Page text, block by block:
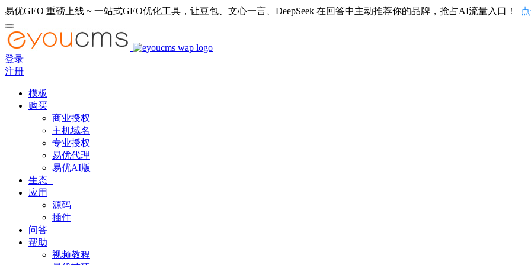
易优GEO 重磅上线 ~ 一站式GEO优化工具，让豆包、文心一言、DeepSeek 在回答中主动推荐你的品牌，抢占AI流量入口！
登录
注册
模板
购买
商业授权
主机域名
专业授权
易优代理
易优AI版
生态+
应用
源码
插件
问答
帮助
视频教程